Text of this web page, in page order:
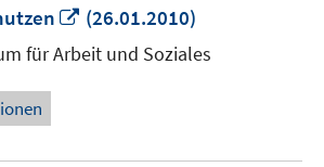
In
neuem
Fenster
(26.01.2010)
für Arbeit und Soziales